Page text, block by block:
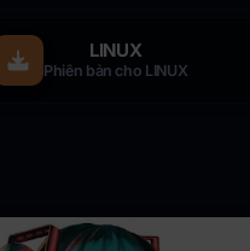
LINUX
Phiên bản cho LINUX